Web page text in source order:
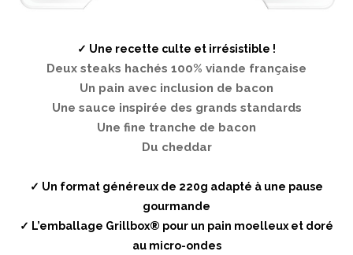
✓ Une recette culte et irrésistible !
Deux steaks hachés 100% viande française
Un pain avec inclusion de bacon
Une sauce inspirée des grands standards
Une fine tranche de bacon
Du cheddar
✓ Un format généreux de 220g adapté à une pause
gourmande
✓ L’emballage Grillbox® pour un pain moelleux et doré
au micro-ondes